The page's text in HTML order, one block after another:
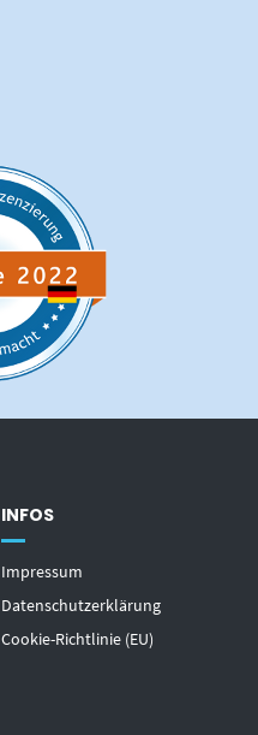
INFOS
Impressum
Datenschutzerklärung
Cookie-Richtlinie (EU)